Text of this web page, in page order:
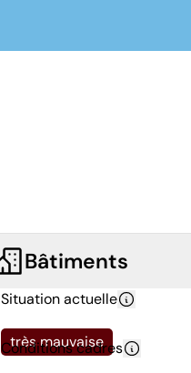
Bâtiments
Situation actuelle
très mauvaise
Conditions cadres